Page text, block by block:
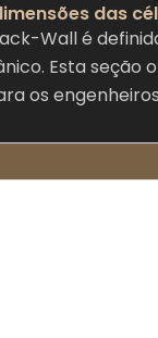
das
Wall é
Esta
os